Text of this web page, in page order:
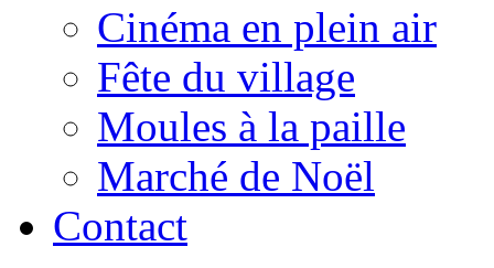
Cinéma en plein air
Fête du village
Moules à la paille
Marché de Noël
Contact